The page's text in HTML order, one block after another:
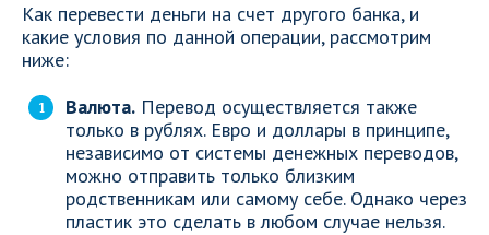
Как перевести деньги на счет другого банка, и
какие условия по данной операции, рассмотрим
ниже:
Валюта. Перевод осуществляется также
только в рублях. Евро и доллары в принципе,
независимо от системы денежных переводов,
можно отправить только близким
родственникам или самому себе. Однако через
пластик это сделать в любом случае нельзя.